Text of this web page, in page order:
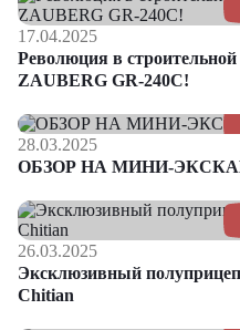
17.04.2025
Революция в строительной
ZAUBERG GR-240C!
28.03.2025
ОБЗОР НА МИНИ-
26.03.2025
Эксклюзивный
Chitian